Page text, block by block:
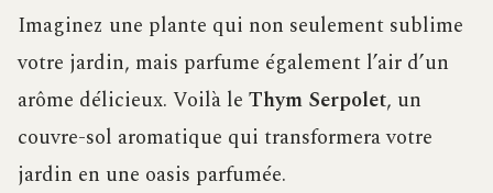
Imaginez une plante qui non seulement sublime
votre jardin, mais parfume également l’air d’un
arôme délicieux. Voilà le Thym Serpolet, un
couvre-sol aromatique qui transformera votre
jardin en une oasis parfumée.